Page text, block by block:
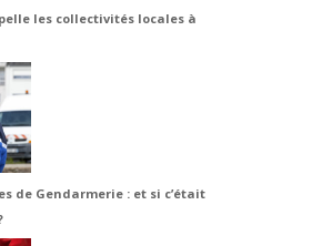
les collectivités locales à
de Gendarmerie : et si c’était